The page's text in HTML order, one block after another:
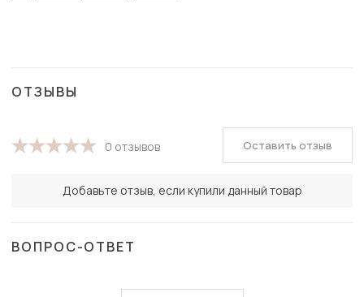
ОТЗЫВЫ
0 отзывов
Добавьте отзыв, если купили данный товар
Оставить отзыв
ВОПРОС-ОТВЕТ